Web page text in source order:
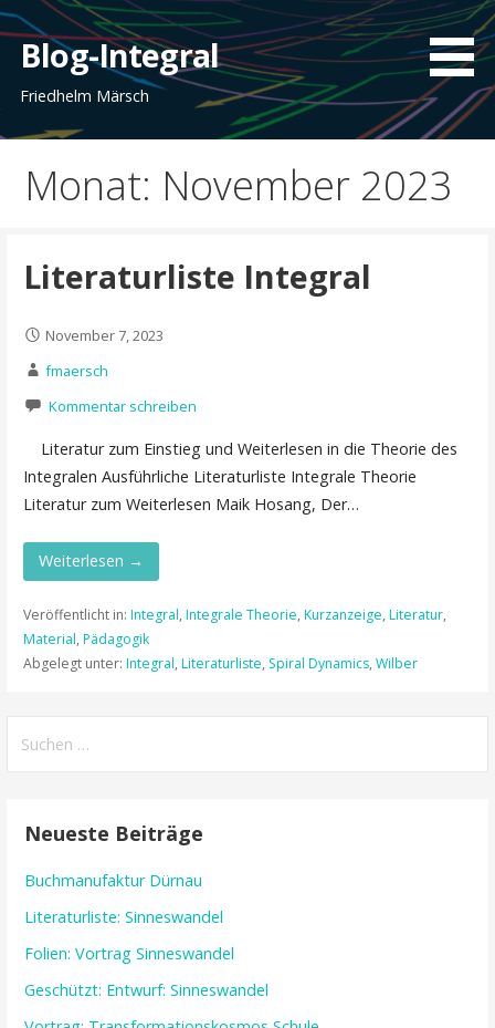
Zum
Inhalt
springen
Blog-Integral
Friedhelm Märsch
Monat: November 2023
Literaturliste Integral
November 7, 2023
fmaersch
Kommentar schreiben
Literatur zum Einstieg und Weiterlesen in die Theorie des
Integralen Ausführliche Literaturliste Integrale Theorie
Literatur zum Weiterlesen Maik Hosang, Der…
Weiterlesen →
Veröffentlicht in: Integral, Integrale Theorie, Kurzanzeige, Literatur,
Material, Pädagogik
Abgelegt unter: Integral, Literaturliste, Spiral Dynamics, Wilber
nach:
Neueste Beiträge
Buchmanufaktur Dürnau
Literaturliste: Sinneswandel
Folien: Vortrag Sinneswandel
Geschützt: Entwurf: Sinneswandel